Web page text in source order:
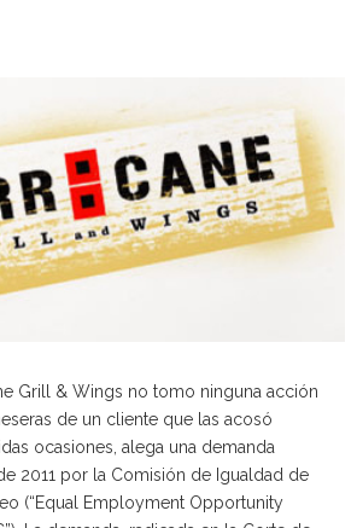
Grill & Wings no tomo ninguna acción
de un cliente que las acosó
ocasiones, alega una demanda
2011 por la Comisión de Igualdad de
(“Equal Employment Opportunity